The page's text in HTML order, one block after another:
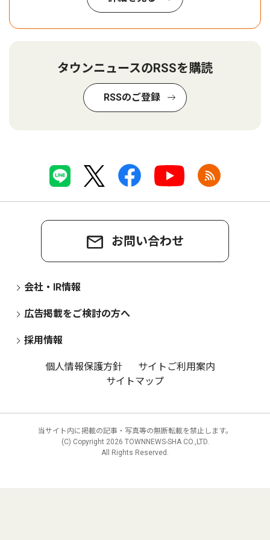
タウンニュースのRSSを購読
RSSのご登録
お問い合わせ
会社・IR情報
広告掲載をご検討の方へ
採用情報
個人情報保護方針
サイトご利用案内
サイトマップ
当サイト内に掲載の記事・写真等の無断転載を禁止します。
(C) Copyright 2026 TOWNNEWS-SHA CO.,LTD.
All Rights Reserved.